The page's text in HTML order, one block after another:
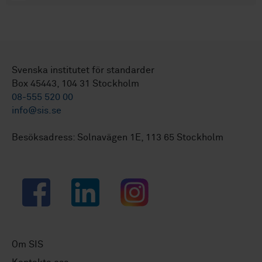
Svenska institutet för standarder
Box 45443, 104 31 Stockholm
08-555 520 00
info@sis.se
Besöksadress: Solnavägen 1E, 113 65 Stockholm
Facebook LinkedIn Instagram
Om SIS